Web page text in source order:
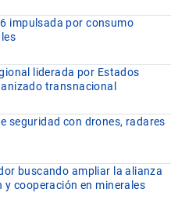
impulsada por consumo
liderada por Estados
transnacional
seguridad con drones, radares
buscando ampliar la alianza
cooperación en minerales